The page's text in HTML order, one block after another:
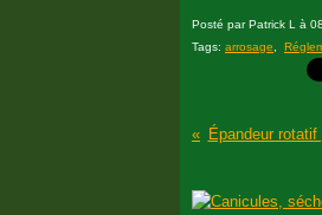
Posté par Patrick L à
Tags: arrosage
Épandeur